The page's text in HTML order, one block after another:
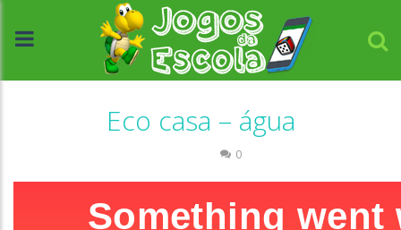
Eco casa – água
0